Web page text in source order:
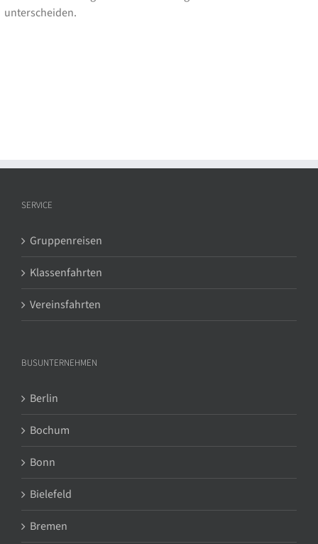
unterscheiden.
SERVICE
Gruppenreisen
Klassenfahrten
Vereinsfahrten
BUSUNTERNEHMEN
Berlin
Bochum
Bonn
Bielefeld
Bremen